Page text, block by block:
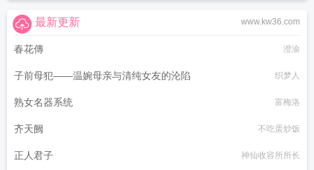
www.kw36.com
最新更新
春花傳 澄渝
子前母犯——温婉母亲与清纯女友的沦陷 织梦人
熟女名器系统 富梅洛
齐天阙 不吃蛋炒饭
正人君子 神仙收容所所长